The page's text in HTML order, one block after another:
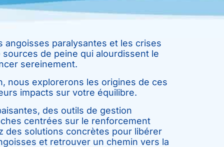
angoisses paralysantes et les crises
de peine qui alourdissent le
sereinement.
nous explorerons les origines de ces
impacts sur votre équilibre.
des outils de gestion
centrées sur le renforcement
des solutions concrètes pour libérer
et retrouver un chemin vers la